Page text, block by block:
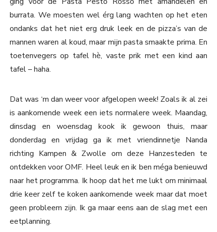
burrata. We moesten wel érg lang wachten op het eten
ondanks dat het niet erg druk leek en de pizza’s van de
mannen waren al koud, maar mijn pasta smaakte prima. En
toetenvegers op tafel hè, vaste prik met een kind aan
tafel – haha.
Dat was ‘m dan weer voor afgelopen week! Zoals ik al zei
is aankomende week een iets normalere week. Maandag,
dinsdag en woensdag kook ik gewoon thuis, maar
donderdag en vrijdag ga ik met vriendinnetje Nanda
richting Kampen & Zwolle om deze Hanzesteden te
ontdekken voor OMF. Heel leuk en ik ben méga benieuwd
naar het programma. Ik hoop dat het me lukt om minimaal
drie keer zelf te koken aankomende week maar dat moet
geen probleem zijn. Ik ga maar eens aan de slag met een
eetplanning.